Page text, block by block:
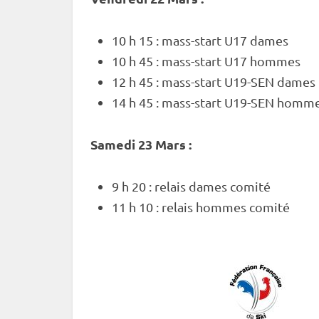
10 h 15 : mass-start U17 dames
10 h 45 : mass-start U17 hommes
12 h 45 : mass-start U19-SEN dames
14 h 45 : mass-start U19-SEN
Samedi 23 Mars :
9 h 20 : relais dames comité
11 h 10 : relais hommes comité